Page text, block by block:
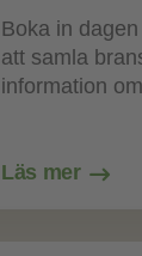
Boka in
att samla
information
Läs mer